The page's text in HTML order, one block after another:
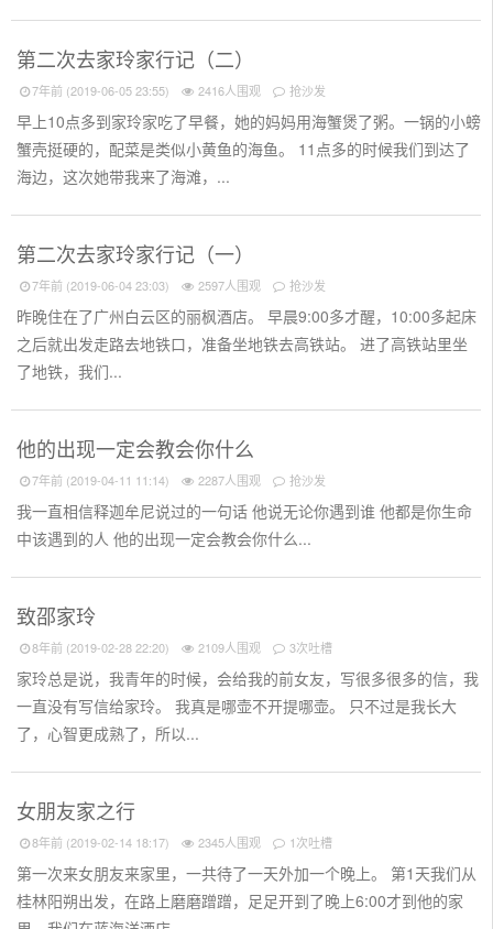
第二次去家玲家行记（二）
7年前 (2019-06-05 23:55) 2416人围观 抢沙发
早上10点多到家玲家吃了早餐，她的妈妈用海蟹煲了粥。一锅的小螃
蟹壳挺硬的，配菜是类似小黄鱼的海鱼。 11点多的时候我们到达了
海边，这次她带我来了海滩，...
第二次去家玲家行记（一）
7年前 (2019-06-04 23:03) 2597人围观 抢沙发
昨晚住在了广州白云区的丽枫酒店。 早晨9:00多才醒，10:00多起床
之后就出发走路去地铁口，准备坐地铁去高铁站。 进了高铁站里坐
了地铁，我们...
他的出现一定会教会你什么
7年前 (2019-04-11 11:14) 2287人围观 抢沙发
我一直相信释迦牟尼说过的一句话 他说无论你遇到谁 他都是你生命
中该遇到的人 他的出现一定会教会你什么...
致邵家玲
8年前 (2019-02-28 22:20) 2109人围观 3次吐槽
家玲总是说，我青年的时候，会给我的前女友，写很多很多的信，我
一直没有写信给家玲。 我真是哪壶不开提哪壶。 只不过是我长大
了，心智更成熟了，所以...
女朋友家之行
8年前 (2019-02-14 18:17) 2345人围观 1次吐槽
第一次来女朋友来家里，一共待了一天外加一个晚上。 第1天我们从
桂林阳朔出发，在路上磨磨蹭蹭，足足开到了晚上6:00才到他的家